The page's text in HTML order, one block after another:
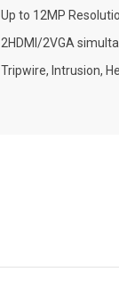
Up to 12MP
2HDMI/2VGA
Tripwire, Intrusion,